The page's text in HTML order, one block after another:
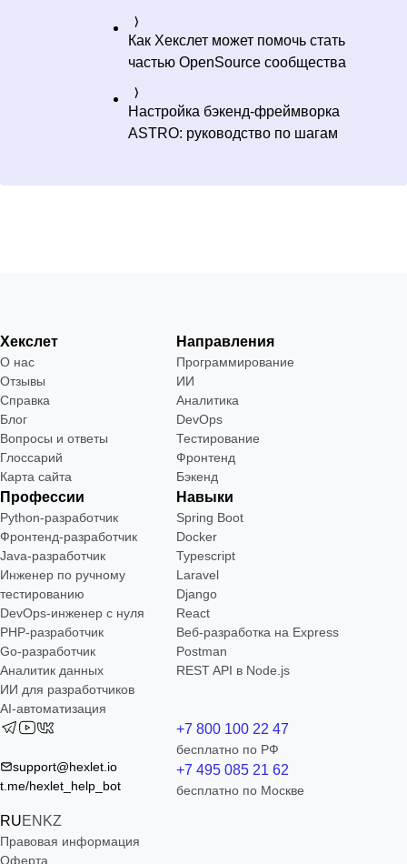
Как Хекслет может помочь стать
частью OpenSource сообщества
Настройка бэкенд-фреймворка
ASTRO: руководство по шагам
Хекслет
О нас
Отзывы
Справка
Блог
Вопросы и ответы
Глоссарий
Карта сайта
Направления
Программирование
ИИ
Аналитика
DevOps
Тестирование
Фронтенд
Бэкенд
Профессии
Python-разработчик
Фронтенд-разработчик
Java-разработчик
Инженер по ручному
тестированию
DevOps-инженер с нуля
РНР-разработчик
Go-разработчик
Аналитик данных
ИИ для разработчиков
AI-автоматизация
Навыки
Spring Boot
Docker
Typescript
Laravel
Django
React
Веб-разработка на Express
Postman
REST API в Node.js
support@hexlet.io
t.me/hexlet_help_bot
RUEN KZ
+7 800 100 22 47
бесплатно по РФ
+7 495 085 21 62
бесплатно по Москве
Правовая информация
Оферта